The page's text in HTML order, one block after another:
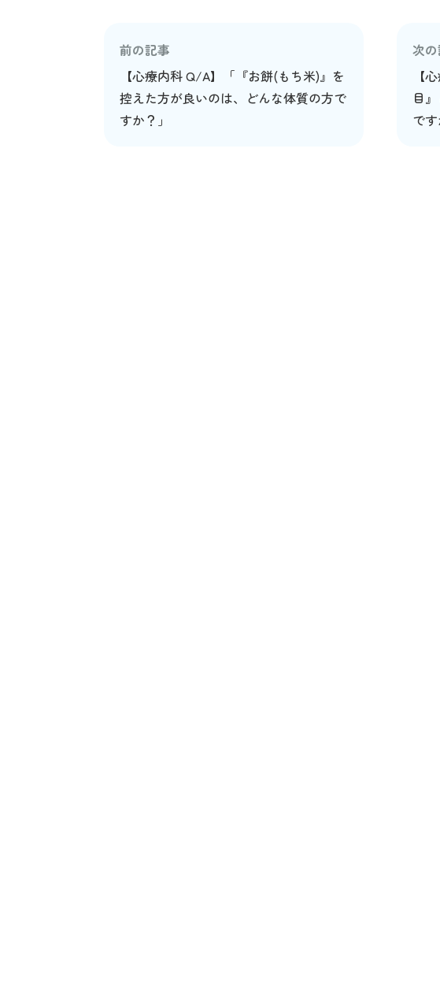
前の記事
【心療内科 Q/A】「『お餅(もち米)』を
控えた方が良いのは、どんな体質の方で
すか？」
次
【
目
です